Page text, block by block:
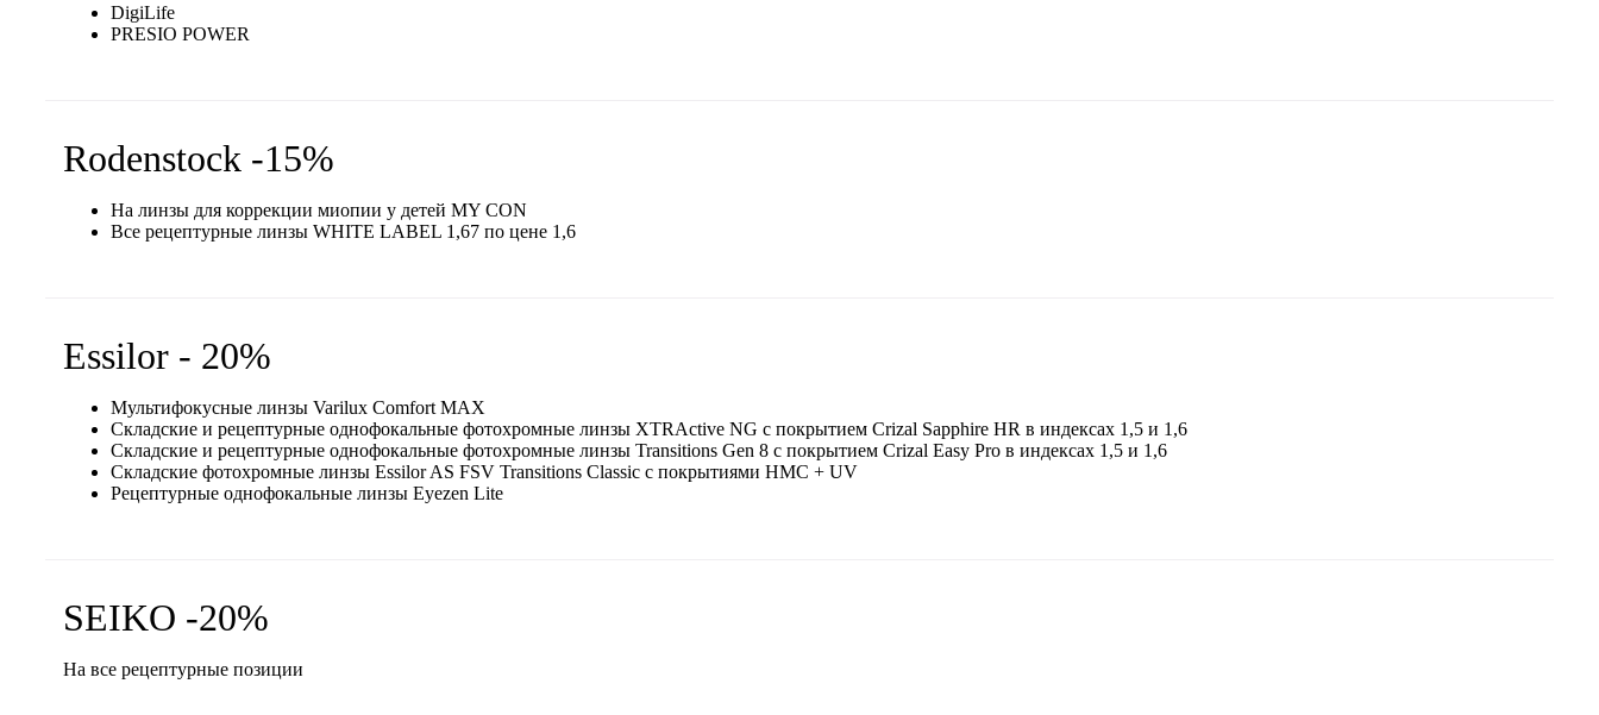
DigiLife
PRESIO POWER
Rodenstock -15%
На линзы для коррекции миопии у детей MY CON
Все рецептурные линзы WHITE LABEL 1,67 по цене 1,6
Essilor - 20%
Мультифокусные линзы Varilux Comfort MAX
Складские и рецептурные однофокальные фотохромные линзы XTRActive NG c покрытием Crizal Sapphire HR в индексах 1,5 и 1,6
Складские и рецептурные однофокальные фотохромные линзы Transitions Gen 8 с покрытием Crizal Easy Pro в индексах 1,5 и 1,6
Складские фотохромные линзы Essilor AS FSV Transitions Classic с покрытиями HMC + UV
Рецептурные однофокальные линзы Eyezen Lite
SEIKO -20%
На все рецептурные позиции